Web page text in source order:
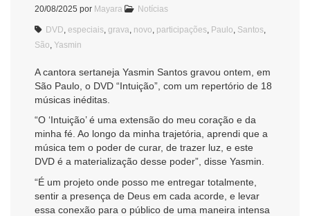
20/08/2025 por Mayara Notícias
DVD especiais grava novo participações Paulo Santos
São Yasmin
A cantora sertaneja Yasmin Santos gravou ontem, em
São Paulo, o DVD “Intuição”, com um repertório de 18
músicas inéditas.
“O ‘Intuição’ é uma extensão do meu coração e da
minha fé. Ao longo da minha trajetória, aprendi que a
música tem o poder de curar, de trazer luz, e este
DVD é a materialização desse poder”, disse Yasmin.
“É um projeto onde posso me entregar totalmente,
sentir a presença de Deus em cada acorde, e levar
essa conexão para o público de uma maneira intensa